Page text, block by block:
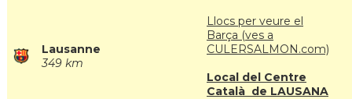
Lausanne
349 km
Llocs per veure el
Barça (ves a
CULERSALMON.com)
Local del Centre
Català de LAUSANA